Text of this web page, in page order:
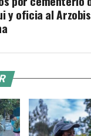
y oficia al